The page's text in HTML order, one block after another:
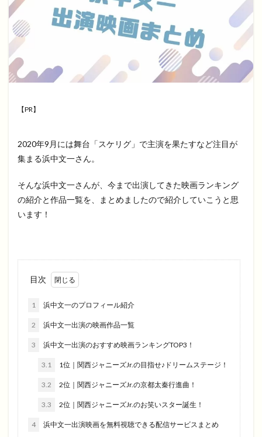
【PR】
2020年9月には舞台「スケリグ」で主演を果たすなど注目が
集まる浜中文一さん。
そんな浜中文一さんが、今まで出演してきた映画ランキング
の紹介と作品一覧を、まとめましたので紹介していこうと思
います！
目次
1 浜中文一のプロフィール紹介
2 浜中文一出演の映画作品一覧
3 浜中文一出演のおすすめ映画ランキングTOP3！
3.1 1位｜関西ジャニーズJr.の目指せ♪ドリームステージ！
3.2 2位｜関西ジャニーズJr.の京都太秦行進曲！
3.3 2位｜関西ジャニーズJr.のお笑いスター誕生！
4 浜中文一出演映画を無料視聴できる配信サービスまとめ
検索